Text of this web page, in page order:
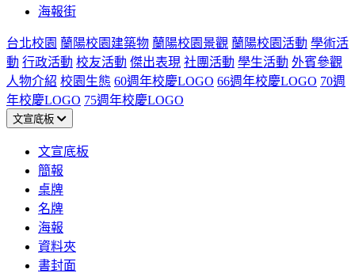
海報街
台北校園 蘭陽校園建築物 蘭陽校園景觀 蘭陽校園活動 學術活
動 行政活動 校友活動 傑出表現 社團活動 學生活動 外賓參觀
人物介紹 校園生態 60週年校慶LOGO 66週年校慶LOGO 70週
年校慶LOGO 75週年校慶LOGO
文宣底板
文宣底板
簡報
桌牌
名牌
海報
資料夾
書封面